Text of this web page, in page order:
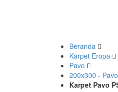
Beranda
Karpet Eropa
Pavo
200x300 - Pavo
Karpet Pavo